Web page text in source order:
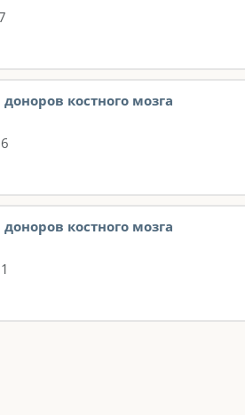
костного мозга
костного мозга